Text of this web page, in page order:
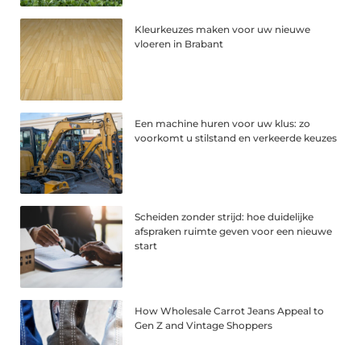
Kleurkeuzes maken voor uw nieuwe
vloeren in Brabant
Een machine huren voor uw klus: zo
voorkomt u stilstand en verkeerde keuzes
Scheiden zonder strijd: hoe duidelijke
afspraken ruimte geven voor een nieuwe
start
How Wholesale Carrot Jeans Appeal to
Gen Z and Vintage Shoppers